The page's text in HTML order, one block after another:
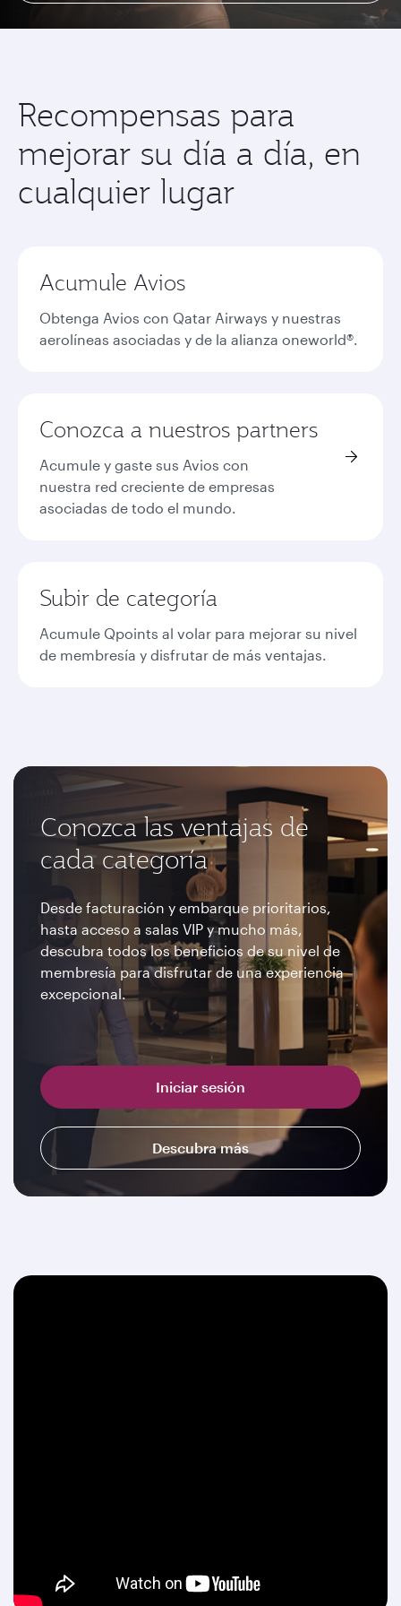
Recompensas para
mejorar su día a día, en
cualquier lugar
Acumule Avios
Obtenga Avios con Qatar Airways y nuestras
aerolíneas asociadas y de la alianza oneworld®.
Conozca a nuestros partners
Acumule y gaste sus Avios con
nuestra red creciente de empresas
asociadas de todo el mundo.
Subir de categoría
Acumule Qpoints al volar para mejorar su nivel
de membresía y disfrutar de más ventajas.
Conozca las ventajas de
cada categoría
Desde facturación y embarque prioritarios,
hasta acceso a salas VIP y mucho más,
descubra todos los beneficios de su nivel de
membresía para disfrutar de una experiencia
excepcional.
Iniciar sesión
Descubra más